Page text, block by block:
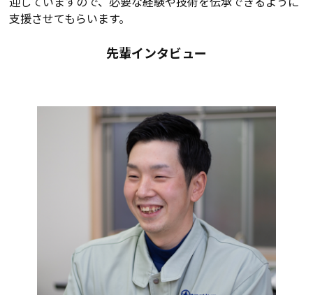
支援させてもらいます。
先輩インタビュー